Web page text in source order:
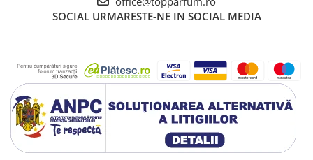
SOCIAL URMARESTE-NE IN SOCIAL MEDIA